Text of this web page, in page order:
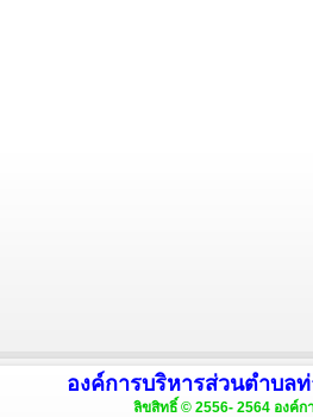
องค์การบริหารส่วนตำบลท่
ลิขสิทธิ์ © 2556- 2564 องค์